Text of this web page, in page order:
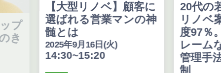
【大型リノベ】顧客に
選ばれる営業マンの神
髄とは
2025年9月16日(火)
14:30~15:20
20代の若手
リノベ案件で
度97％。品
レームなく
管理手法・